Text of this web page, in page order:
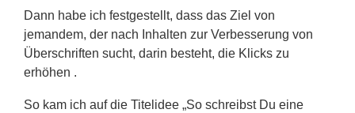
Dann habe ich festgestellt, dass das Ziel von
jemandem, der nach Inhalten zur Verbesserung von
Überschriften sucht, darin besteht, die Klicks zu
erhöhen .
So kam ich auf die Titelidee „So schreibst Du eine